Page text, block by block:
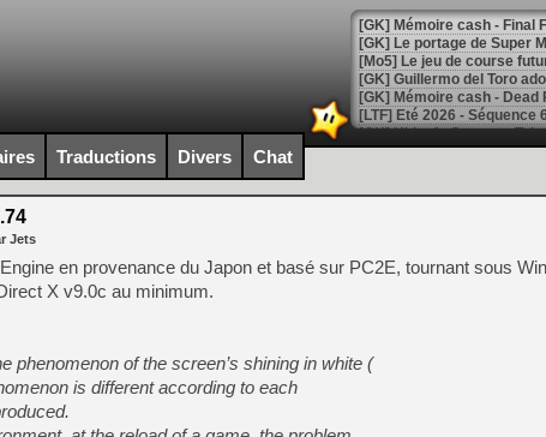
[GK] Le portage de Super
[Mo5] Le jeu de course
[GK] Guillermo del Toro
[LTF] Eté 2026 - Séquence 6
[GK] Mistfall Hunter : déjà
[GK] Wo Long 2 évolue
[GK] Crossfire : un TPS à
[LS] [PS5] Premiers
[Mo5] DOOM arrive en
[GK] Bethesda fête les 30
[GK] Roblox : l'action en
[GK] Agenda - GeForce
Traductions Divers Chat
Jets
en provenance du Japon et basé sur PC2E, tournant sous
X v9.0c au minimum.
phenomenon of the screen’s shining in white (
is different according to each